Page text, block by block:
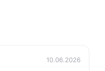
10.06.2026